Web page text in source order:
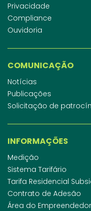
Privacidade
Compliance
Ouvidoria
COMUNICAÇÃO
Notícias
Publicações
Solicitação de
INFORMAÇÕES
Medição
Sistema Tarifário
Tarifa Residencial
Contrato de Adesão
Área do Empreendedor